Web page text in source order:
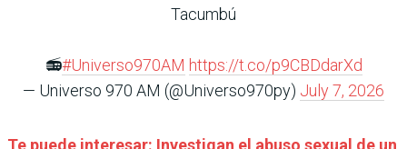
Tacumbú
📻#Universo970AM https://t.co/p9CBDdarXd
— Universo 970 AM (@Universo970py) July 7, 2026
Te puede interesar: Investigan el abuso sexual de un